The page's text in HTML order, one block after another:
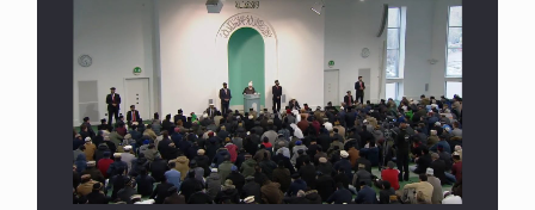
المفهوم الحقيقي للجهاد الإسلامي..